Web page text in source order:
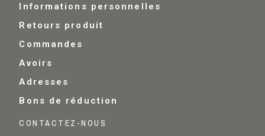
Informations personnelles
Retours produit
Commandes
Avoirs
Adresses
Bons de réduction
CONTACTEZ-NOUS